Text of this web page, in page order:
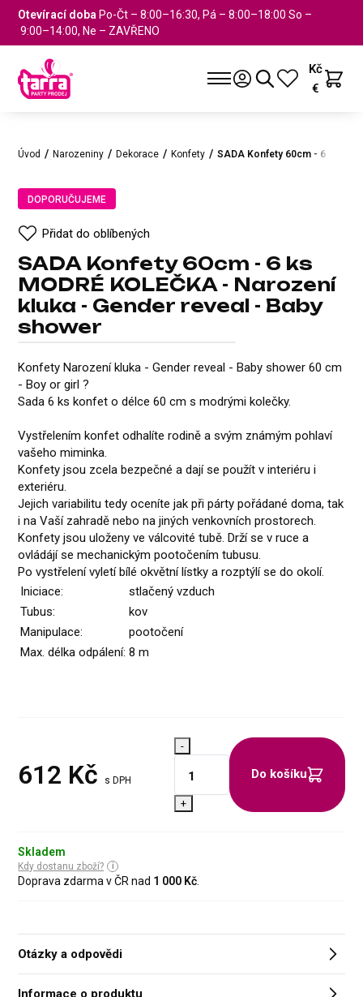
Otevírací doba Po-Čt – 8:00–16:30, Pá – 8:00–18:00 So –
9:00–14:00, Ne – ZAVŘENO
Kč
€
Úvod Narozeniny Dekorace Konfety SADA Konfety 60cm - 6 ks
DOPORUČUJEME
Přidat do oblíbených
SADA Konfety 60cm - 6 ks
MODRÉ KOLEČKA - Narození
kluka - Gender reveal - Baby
shower
Konfety Narození kluka - Gender reveal - Baby shower 60 cm
- Boy or girl ?
Sada 6 ks konfet o délce 60 cm s modrými kolečky.
Vystřelením konfet odhalíte rodině a svým známým pohlaví
vašeho miminka.
Konfety jsou zcela bezpečné a dají se použít v interiéru i
exteriéru.
Jejich variabilitu tedy oceníte jak při párty pořádané doma, tak
i na Vaší zahradě nebo na jiných venkovních prostorech.
Konfety jsou uloženy ve válcovité tubě. Drží se v ruce a
ovládájí se mechanickým pootočením tubusu.
Po vystřelení vyletí bílé okvětní lístky a rozptýlí se do okolí.
Iniciace:
stlačený vzduch
Tubus:
kov
Manipulace:
pootočení
Max. délka odpálení: 8 m
612 Kč s DPH
-
+
Do košíku
Skladem
Kdy dostanu zboží?
Doprava zdarma v ČR nad 1 000 Kč
Otázky a odpovědi
Informace o produktu